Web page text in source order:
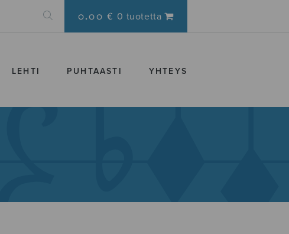
0.00 € 0 tuotetta
LEHTI PUHTAASTI YHTEYS